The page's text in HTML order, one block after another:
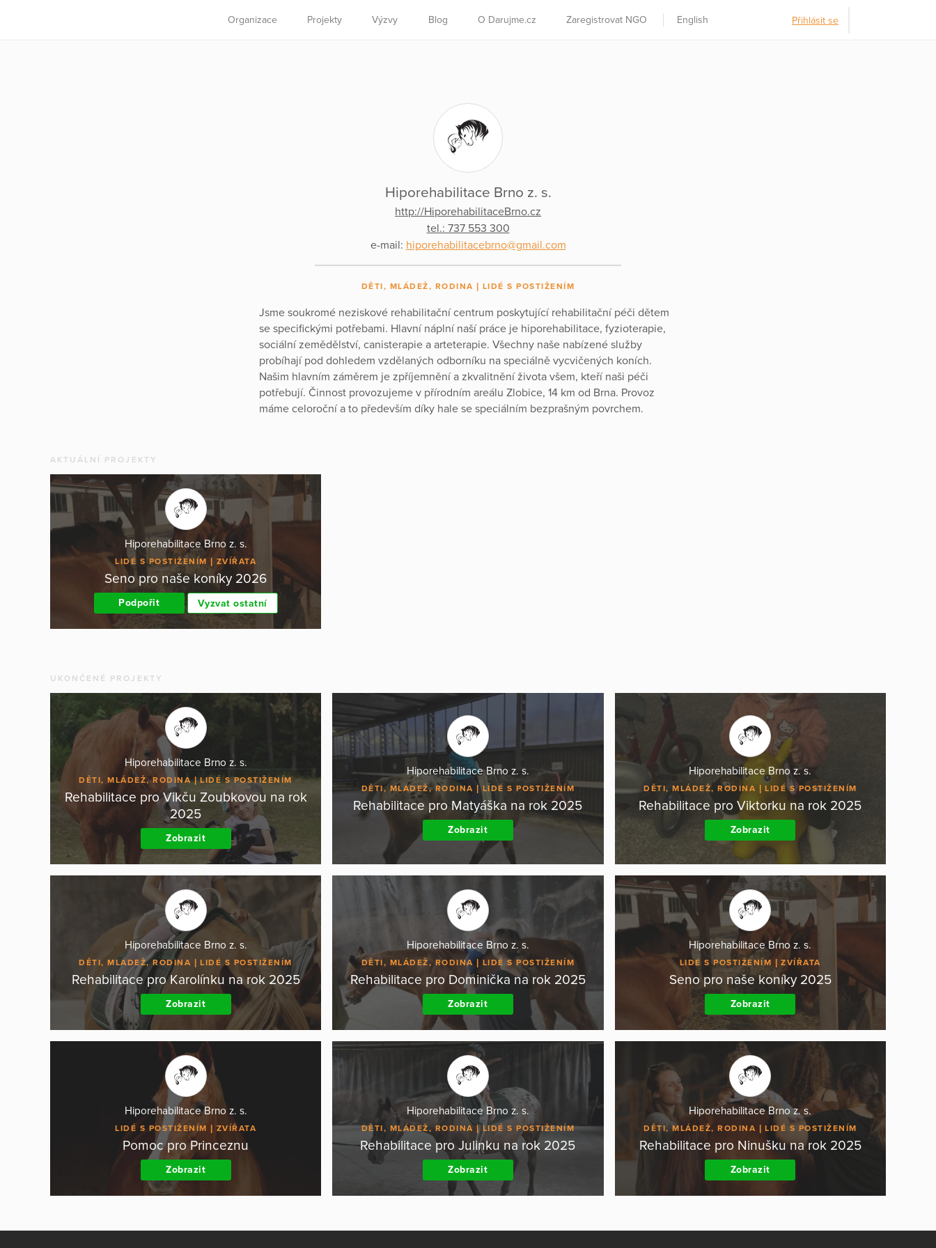
Organizace Projekty Výzvy Blog O Darujme.cz Zaregistrovat NGO English Přihlásit se
Hiporehabilitace Brno z. s.
http://HiporehabilitaceBrno.cz
tel.: 737 553 300
e-mail: hiporehabilitacebrno@gmail.com
DĚTI, MLÁDEŽ, RODINA LIDÉ S POSTIŽENÍM
Jsme soukromé neziskové rehabilitační centrum poskytující rehabilitační péči dětem
se specifickými potřebami. Hlavní náplní naší práce je hiporehabilitace, fyzioterapie,
sociální zemědělství, canisterapie a arteterapie. Všechny naše nabízené služby
probíhají pod dohledem vzdělaných odborníku na speciálně vycvičených koních.
Našim hlavním záměrem je zpříjemnění a zkvalitnění života všem, kteří naši péči
potřebují. Činnost provozujeme v přírodním areálu Zlobice, 14 km od Brna. Provoz
máme celoroční a to především díky hale se speciálním bezprašným povrchem.
AKTUÁLNÍ PROJEKTY
Hiporehabilitace Brno z. s.
LIDÉ S POSTIŽENÍM ZVÍŘATA
Seno pro naše koníky 2026
Podpořit Vyzvat ostatní
UKONČENÉ PROJEKTY
Hiporehabilitace Brno z. s.
DĚTI, MLÁDEŽ, RODINA LIDÉ S POSTIŽENÍM
Rehabilitace pro Vikču Zoubkovou na rok
2025
Zobrazit
Hiporehabilitace Brno z. s.
DĚTI, MLÁDEŽ, RODINA LIDÉ S POSTIŽENÍM
Rehabilitace pro Matyáška na rok 2025
Zobrazit
Hiporehabilitace Brno z. s.
DĚTI, MLÁDEŽ, RODINA LIDÉ S POSTIŽENÍM
Rehabilitace pro Viktorku na rok 2025
Zobrazit
Hiporehabilitace Brno z. s.
DĚTI, MLÁDEŽ, RODINA LIDÉ S POSTIŽENÍM
Rehabilitace pro Karolínku na rok 2025
Zobrazit
Hiporehabilitace Brno z. s.
DĚTI, MLÁDEŽ, RODINA LIDÉ S POSTIŽENÍM
Rehabilitace pro Dominička na rok 2025
Zobrazit
Hiporehabilitace Brno z. s.
LIDÉ S POSTIŽENÍM ZVÍŘATA
Seno pro naše koníky 2025
Zobrazit
Hiporehabilitace Brno z. s.
LIDÉ S POSTIŽENÍM ZVÍŘATA
Pomoc pro Princeznu
Zobrazit
Hiporehabilitace Brno z. s.
DĚTI, MLÁDEŽ, RODINA LIDÉ S POSTIŽENÍM
Rehabilitace pro Julinku na rok 2025
Zobrazit
Hiporehabilitace Brno z. s.
DĚTI, MLÁDEŽ, RODINA LIDÉ S POSTIŽENÍM
Rehabilitace pro Ninušku na rok 2025
Zobrazit